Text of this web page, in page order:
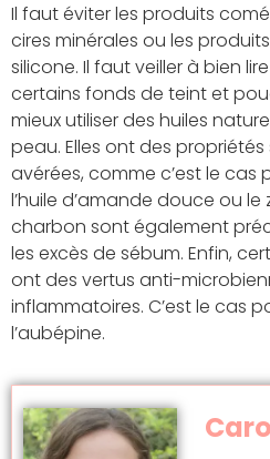
Il faut éviter les produits
cires minérales ou les
silicone. Il faut veiller à bien
certains fonds de teint et
mieux utiliser des huiles
peau. Elles ont des
avérées, comme c’est le cas
l’huile d’amande douce ou le
charbon sont également
les excès de sébum. Enfin,
ont des vertus anti-
inflammatoires. C’est le cas
l’aubépine.